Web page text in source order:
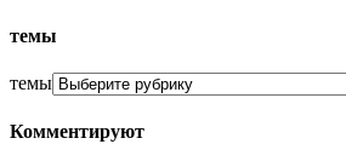
темы
темы
Комментируют